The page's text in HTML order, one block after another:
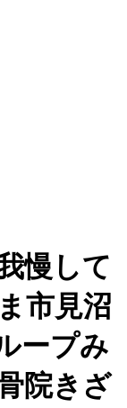
慢して
市見沼
ープみ
院きざ